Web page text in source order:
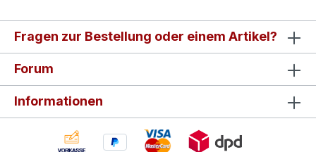
Fragen zur Bestellung oder einem Artikel?
Forum
Informationen